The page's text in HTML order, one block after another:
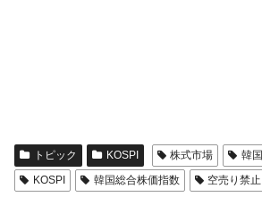
トピック KOSPI 株式市場 韓国
KOSPI
韓国総合株価指数 空売り禁止